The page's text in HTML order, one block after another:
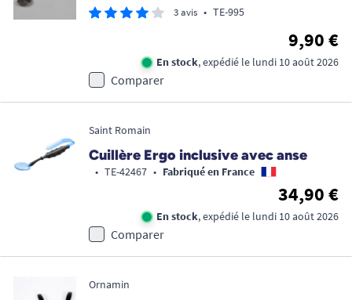
3 avis • TE-995
9,90 €
En stock, expédié le lundi 10 août 2026
Comparer
Saint Romain
Cuillère Ergo inclusive avec anse
• TE-42467 • Fabriqué en France
34,90 €
En stock, expédié le lundi 10 août 2026
Comparer
Ornamin